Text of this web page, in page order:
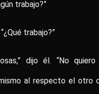
trabajo?”
trabajo?”
dijo él. “No
al respecto el otro